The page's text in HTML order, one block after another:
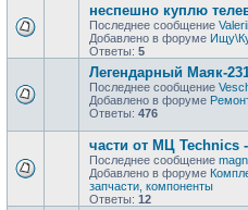
неспешно куплю
Последнее сообщение Valerii
Добавлено в форуме
Ответы: 5
Легендарный Маяк-
Последнее сообщение
Добавлено в форуме
Ответы: 476
части от МЦ Technics
Последнее сообщение
Добавлено в форуме
запчасти, компоненты
Ответы: 12